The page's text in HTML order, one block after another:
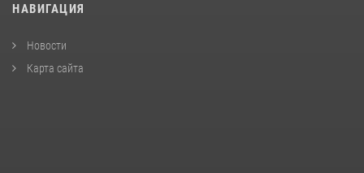
НАВИГАЦИЯ
Новости
Карта сайта